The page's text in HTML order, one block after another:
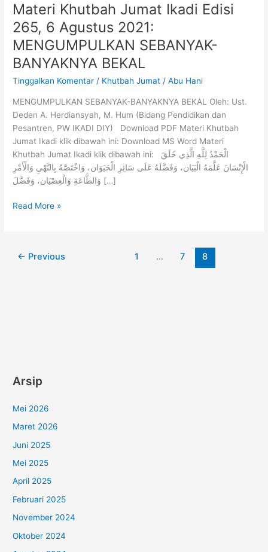
Materi Khutbah Jumat Ikadi Edisi
265, 6 Agustus 2021:
MENGUMPULKAN SEBANYAK-
BANYAKNYA BEKAL
Tinggalkan Komentar / Khutbah Jumat /Abu Hani
MENGUMPULKAN SEBANYAK-BANYAKNYA BEKAL Oleh: Ust.
Deden A. Herdiansyah, M. Hum (Bidang Pendidikan dan
Pesantren, PW IKADI DIY) Download PDF Materi Khutbah
Jumat Ikadi klik dibawah ini: Download MS Word Materi
Khutbah Jumat Ikadi klik dibawah ini: الْحَمْدُ لِلَّهِ الَّذِي خَلَقَ
الْإِنْسَانَ عَلَّمَهُ الْبَيَان، وَفَضَّلَهُ عَلَى سَائِرِ الْحَيَوَان، وَاخْتَصَّهُ بِالنَّهْيِ وَالْأَمْرِ
وَالطَّاعَةِ وَالْعِصْيَان، وَفَضَّلَ […]
Read More »
← Previous 1 … 7 8
Arsip
Mei 2026
Maret 2026
Juni 2025
Mei 2025
April 2025
Februari 2025
November 2024
Oktober 2024